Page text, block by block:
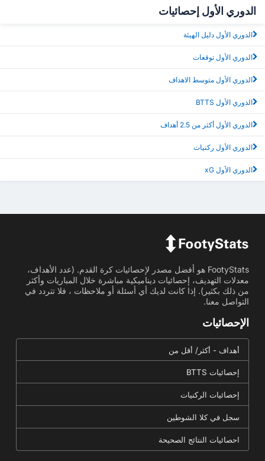
الدوري الأول إحصائيات
الدوري الأول دليل الهيئة
الدوري الأول توقعات
الدوري الأول متوسط الاهداف
الدوري الأول BTTS
الدوري الأول أكثر من 2.5 أهداف
الدوري الأول ركنيات
الدوري الأول xG
FootyStats هو أفضل مصدر لإحصائيات كرة القدم. (عدد الأهداف،
معدلات التهديف، إحصائيات ديناميكية مباشرة خلال المباريات وأكثر
من ذلك بكثير). إذا كانت لديك أي أسئلة أو ملاحظات ، فلا تتردد في
التواصل معنا.
الإحصائيات
أهداف - أكثر/ أقل من
إحصائيات BTTS
إحصائيات الركنيات
سجل في كلا الشوطين
احصائيات النتائج الصحيحة